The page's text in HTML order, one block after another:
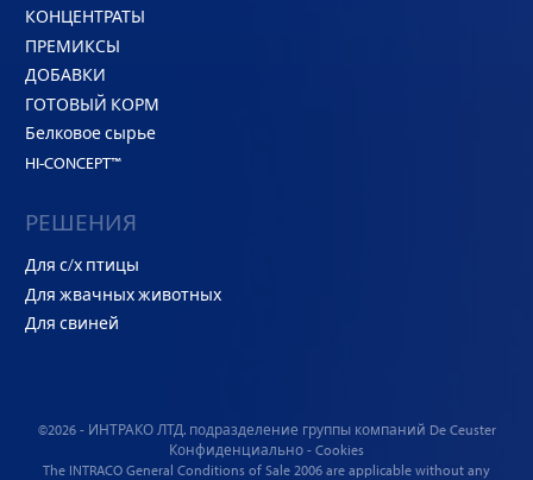
КОНЦЕНТРАТЫ
ПРЕМИКСЫ
ДОБАВКИ
ГОТОВЫЙ КОРМ
Белковое сырье
HI-CONCEPT™
РЕШЕНИЯ
Для с/х птицы
Для жвачных животных
Для свиней
©2026 - ИНТРАКО ЛТД. подразделение группы компаний De Ceuster
Конфиденциально - Cookies
The INTRACO General Conditions of Sale 2006 are applicable without any